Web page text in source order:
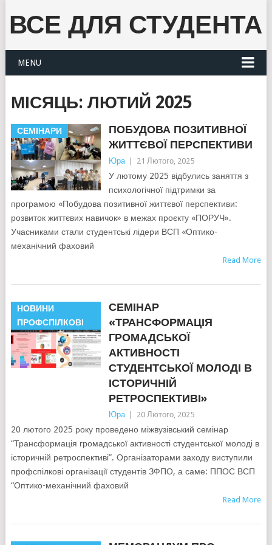
ВСЕ ДЛЯ СТУДЕНТА
MENU
МІСЯЦЬ: ЛЮТИЙ 2025
СЕМІНАРИ
ПОБУДОВА ПОЗИТИВНОЇ
ЖИТТЄВОЇ ПЕРСПЕКТИВИ
Юра 21 Лютого, 2025
У лютому 2025 відбулись заняття з
психологічної підтримки за
програмою «Побудова позитивної життєвої перспективи:
розвиток життєвих навичок» в межах проєкту «ПОРУЧ».
Учасниками стали студентські лідери ВСП «Оптико-
механічний фаховий
Read More
НОВИНИ
ПРОФСПІЛКОВІ
СЕМІНАР
«ТРАНСФОРМАЦІЯ
ГРОМАДСЬКОЇ
АКТИВНОСТІ
СТУДЕНТСЬКОЇ МОЛОДІ В
ІСТОРИЧНІЙ
РЕТРОСПЕКТИВІ»
Юра 20 Лютого, 2025
20 лютого 2025 року проведено міжвузівський семінар
“Трансформація громадської активності студентської молоді в
історичній ретроспективі”. Організаторами заходу виступили
профспілкові організації студентів ЗФПО, а саме: ППОС ВСП
“Оптико-механічний фаховий
Read More